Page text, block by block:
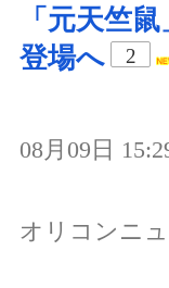
「元天竺
登場へ
2
08月09日
オリコンニ